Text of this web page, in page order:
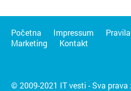
Početna Impressum
Marketing
Kontakt
© 2009-2021 IT vesti - Sva